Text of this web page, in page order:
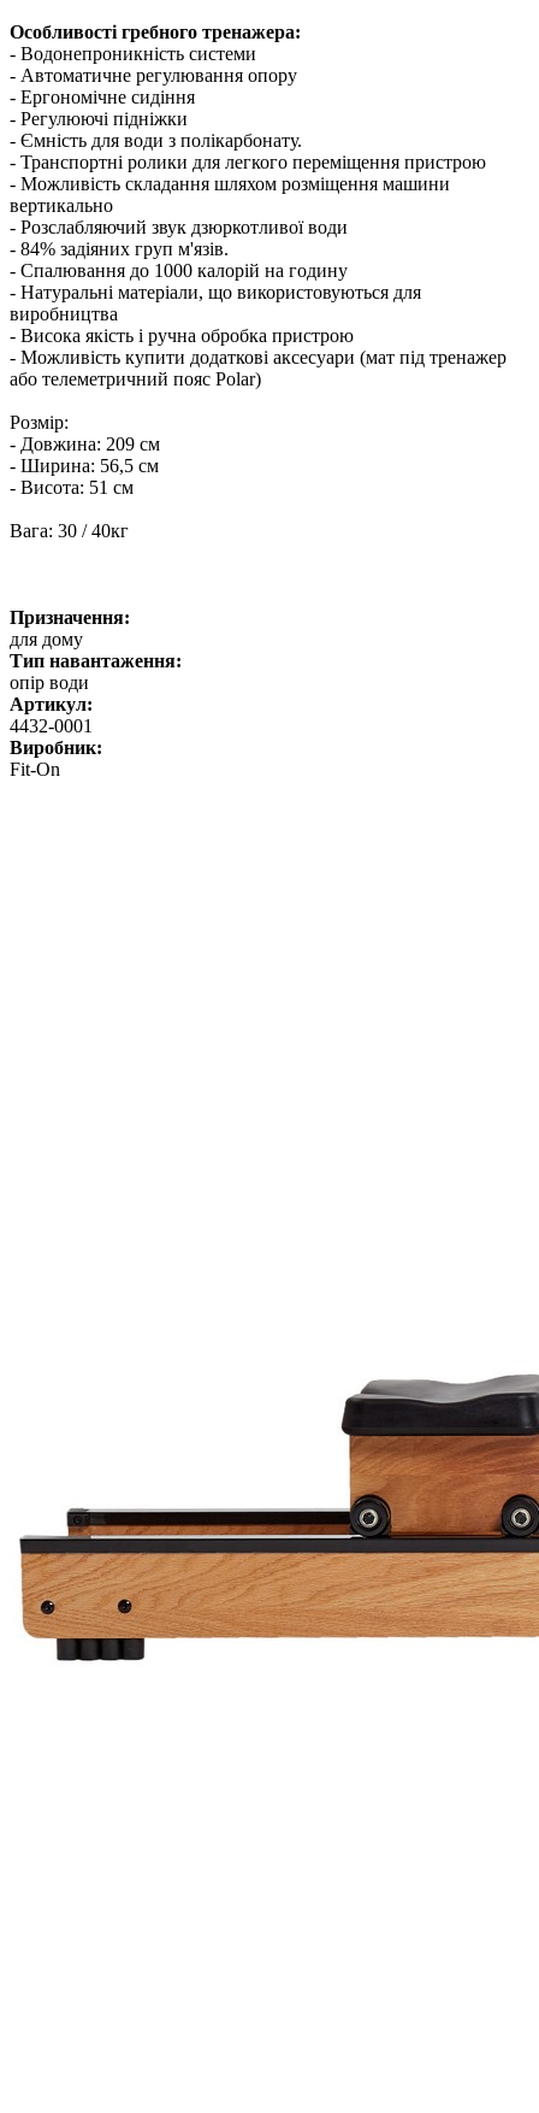
Особливості гребного тренажера:
- Водонепроникність системи
- Автоматичне регулювання опору
- Ергономічне сидіння
- Регулюючі підніжки
- Ємність для води з полікарбонату.
- Транспортні ролики для легкого переміщення пристрою
- Можливість складання шляхом розміщення машини
вертикально
- Розслабляючий звук дзюркотливої води
- 84% задіяних груп м'язів.
- Спалювання до 1000 калорій на годину
- Натуральні матеріали, що використовуються для
виробництва
- Висока якість і ручна обробка пристрою
- Можливість купити додаткові аксесуари (мат під тренажер
або телеметричний пояс Polar)
Розмір:
- Довжина: 209 см
- Ширина: 56,5 см
- Висота: 51 см
Вага: 30 / 40кг
Призначення:
для дому
Тип навантаження:
опір води
Артикул:
4432-0001
Виробник:
Fit-On